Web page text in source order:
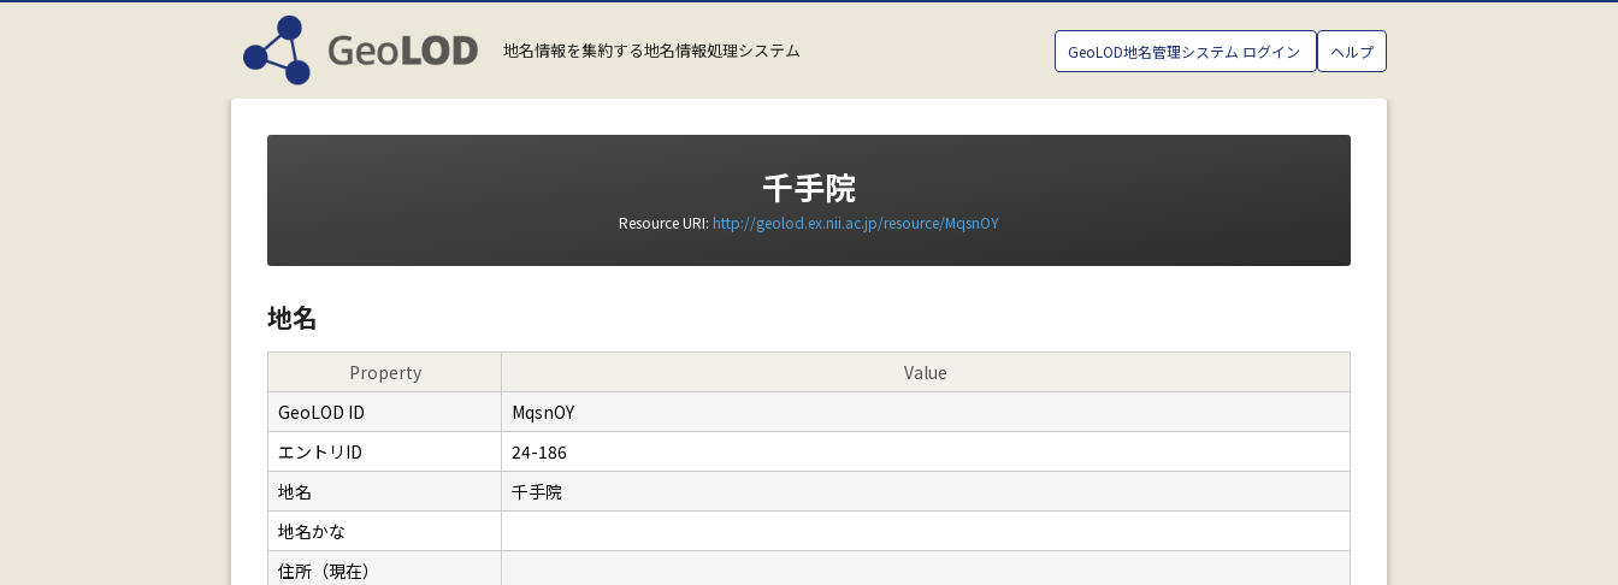
地名情報を集約する地名情報処理システム GeoLOD地名管理システム ログイン ヘルプ
千手院
Resource URI: http://geolod.ex.nii.ac.jp/resource/MqsnOY
地名
Property
Value
GeoLOD ID
MqsnOY
エントリID
24-186
地名
千手院
地名かな
住所（現在）